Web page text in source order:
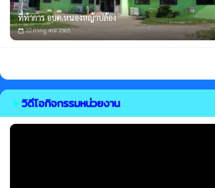
ที่ทำการ อบต.หนองหญ้าปล้อง
calendar_today22 กรกฎาคม 2565
play_arrowวิดีโอกิจกรรมหน่วยงาน